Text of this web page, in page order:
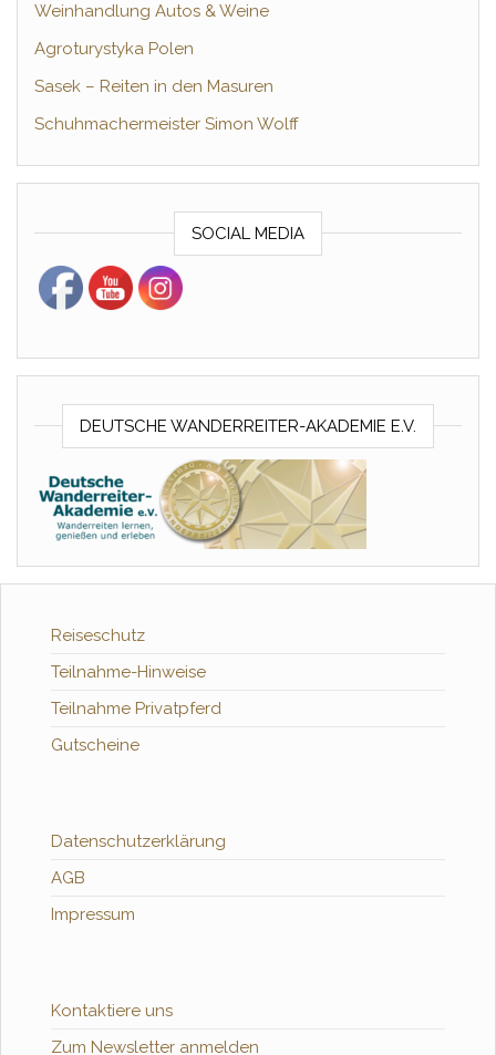
Weinhandlung Autos & Weine
Agroturystyka Polen
Sasek – Reiten in den Masuren
Schuhmachermeister Simon Wolff
SOCIAL MEDIA
DEUTSCHE WANDERREITER-AKADEMIE E.V.
Reiseschutz
Teilnahme-Hinweise
Teilnahme Privatpferd
Gutscheine
Datenschutzerklärung
AGB
Impressum
Kontaktiere uns
Zum Newsletter anmelden